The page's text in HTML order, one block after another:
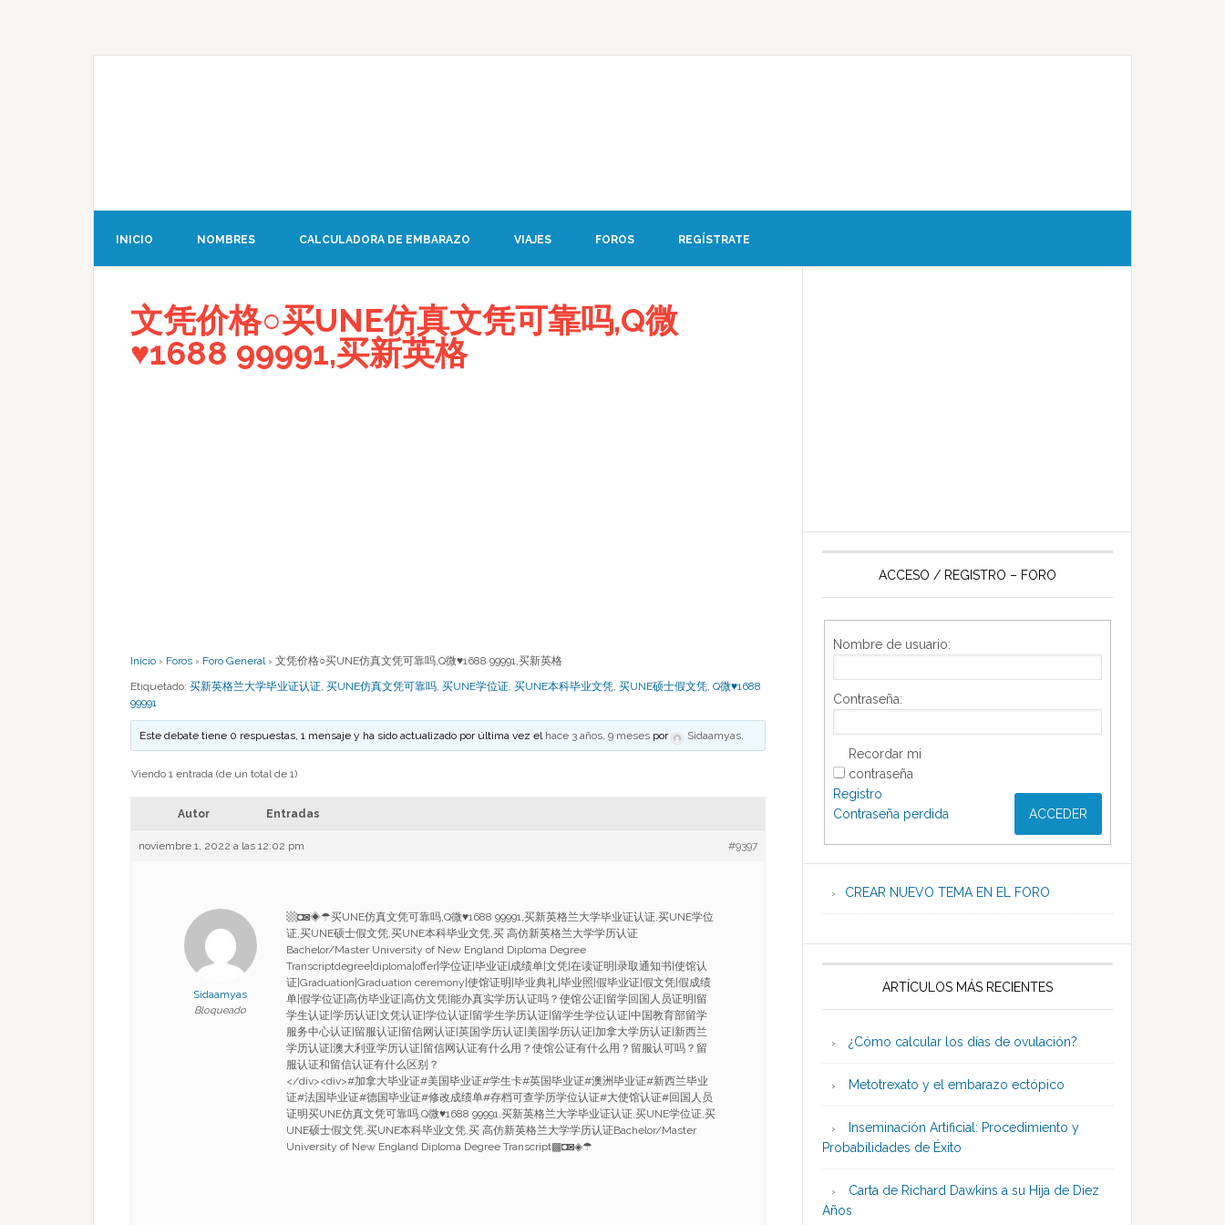
INICIO NOMBRES CALCULADORA DE EMBARAZO VIAJES FOROS REGÍSTRATE
文凭价格○买UNE仿真文凭可靠吗,Q微
♥1688 99991,买新英格
Inicio › Foros › Foro General › 文凭价格○买UNE仿真文凭可靠吗,Q微♥1688 99991,买新英格
Etiquetado: 买新英格兰大学毕业证认证, 买UNE仿真文凭可靠吗, 买UNE学位证, 买UNE本科毕业文凭, 买UNE硕士假文凭, Q微♥1688
99991
Este debate tiene 0 respuestas, 1 mensaje y ha sido actualizado por última vez el hace 3 años, 9 meses por Sidaamyas.
Viendo 1 entrada (de un total de 1)
Autor Entradas
noviembre 1, 2022 a las 12:02 pm #9397
Sidaamyas
Bloqueado
▩◘◙◈☂买UNE仿真文凭可靠吗,Q微♥1688 99991,买新英格兰大学毕业证认证,买UNE学位
证,买UNE硕士假文凭,买UNE本科毕业文凭,买 高仿新英格兰大学学历认证
Bachelor/Master University of New England Diploma Degree
Transcriptdegree|diploma|offer|学位证|毕业证|成绩单|文凭|在读证明|录取通知书|使馆认
证|Graduation|Graduation ceremony|使馆证明|毕业典礼|毕业照|假毕业证|假文凭|假成绩
单|假学位证|高仿毕业证|高仿文凭|能办真实学历认证吗？使馆公证|留学回国人员证明|留
学生认证|学历认证|文凭认证|学位认证|留学生学历认证|留学生学位认证|中国教育部留学
服务中心认证|留服认证|留信网认证|英国学历认证|美国学历认证|加拿大学历认证|新西兰
学历认证|澳大利亚学历认证|留信网认证有什么用？使馆公证有什么用？留服认可吗？留
服认证和留信认证有什么区别？
</div><div>#加拿大毕业证#美国毕业证#学生卡#英国毕业证#澳洲毕业证#新西兰毕业
证#法国毕业证#德国毕业证#修改成绩单#存档可查学历学位认证#大使馆认证#回国人员
证明买UNE仿真文凭可靠吗,Q微♥1688 99991,买新英格兰大学毕业证认证,买UNE学位证,买
UNE硕士假文凭,买UNE本科毕业文凭,买 高仿新英格兰大学学历认证Bachelor/Master
University of New England Diploma Degree Transcript▩◘◙◈☂
ACCESO / REGISTRO – FORO
Nombre de usuario:
Contraseña:
Recordar mi
contraseña
ACCEDER
Registro
Contraseña perdida
CREAR NUEVO TEMA EN EL FORO
ARTÍCULOS MÁS RECIENTES
¿Cómo calcular los días de ovulación?
Metotrexato y el embarazo ectópico
Inseminación Artificial: Procedimiento y
Probabilidades de Éxito
Carta de Richard Dawkins a su Hija de Diez
Años